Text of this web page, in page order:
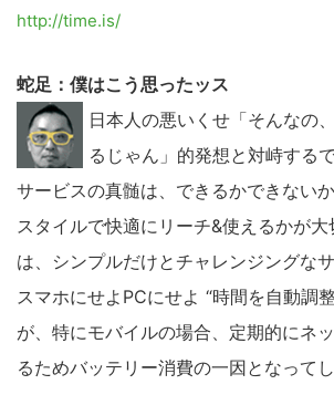
http://time.is/
蛇足：僕はこう思ったッス
日本人の悪いくせ「そんなの
るじゃん」的発想と対峙する
サービスの真髄は、できるかできない
スタイルで快適にリーチ&使えるかが
は、シンプルだけとチャレンジングな
スマホにせよPCにせよ “時間を自動調
が、特にモバイルの場合、定期的にネ
るためバッテリー消費の一因となって